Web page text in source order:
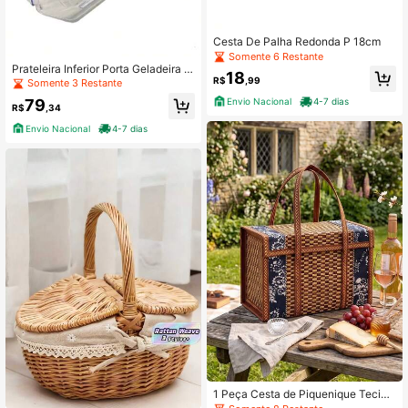
Prateleira Inferior Porta Geladeira C
ontinental - Original
Somente 3 Restante
R$79 ,34
Envio Nacional
4-7 dias
Cesta De Palha Redonda P 18cm
Somente 6 Restante
R$18,99
Envio Nacional
4-7 dias
1 Peça Cesta de Piquenique Tecida